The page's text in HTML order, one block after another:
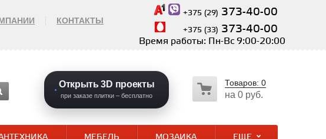
КОНТАКТЫ
+375 (29) 373-40-00
+375 (33) 373-40-00
Время работы: Пн-Вс 9:00-20:00
Открыть 3D проекты
при заказе плитки – бесплатно
Товаров: 0
на 0 руб.